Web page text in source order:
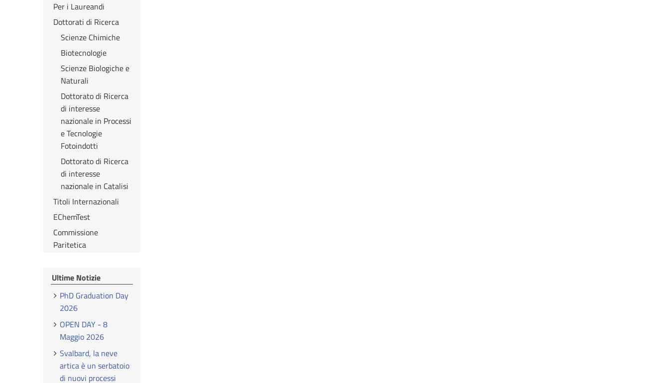
Per i Laureandi
Dottorati di Ricerca
Scienze Chimiche
Biotecnologie
Scienze Biologiche e
Naturali
Dottorato di Ricerca
di interesse
nazionale in Processi
e Tecnologie
Fotoindotti
Dottorato di Ricerca
di interesse
nazionale in Catalisi
Titoli Internazionali
EChemTest
Commissione
Paritetica
Ultime Notizie
PhD Graduation Day
2026
OPEN DAY - 8
Maggio 2026
Svalbard, la neve
artica è un serbatoio
di nuovi processi